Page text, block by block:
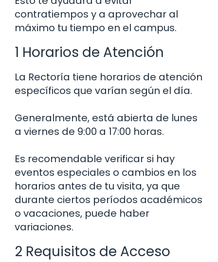
contratiempos y a aprovechar al
máximo tu tiempo en el campus.
1 Horarios de Atención
La Rectoría tiene horarios de atención
específicos que varían según el día.
Generalmente, está abierta de lunes
a viernes de 9:00 a 17:00 horas.
Es recomendable verificar si hay
eventos especiales o cambios en los
horarios antes de tu visita, ya que
durante ciertos períodos académicos
o vacaciones, puede haber
variaciones.
2 Requisitos de Acceso